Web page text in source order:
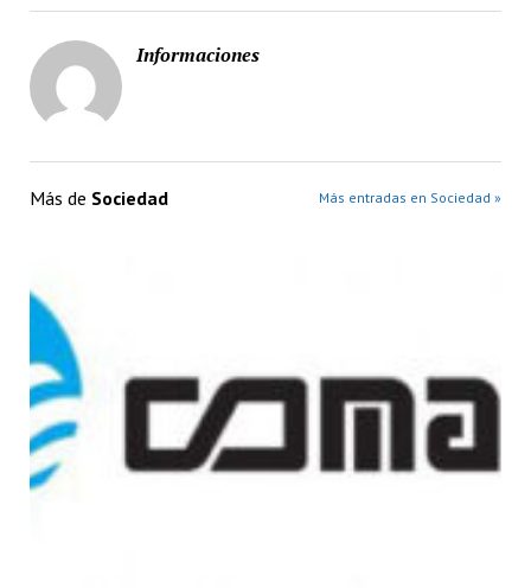
Informaciones
Más de Sociedad Más entradas en Sociedad »